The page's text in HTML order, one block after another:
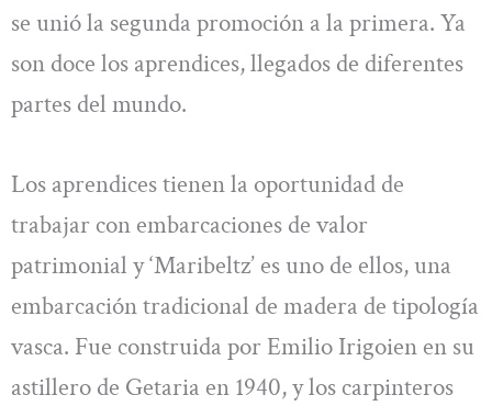
se unió la segunda promoción a la primera. Ya
son doce los aprendices, llegados de diferentes
partes del mundo.
Los aprendices tienen la oportunidad de
trabajar con embarcaciones de valor
patrimonial y ‘Maribeltz’ es uno de ellos, una
embarcación tradicional de madera de tipología
vasca. Fue construida por Emilio Irigoien en su
astillero de Getaria en 1940, y los carpinteros